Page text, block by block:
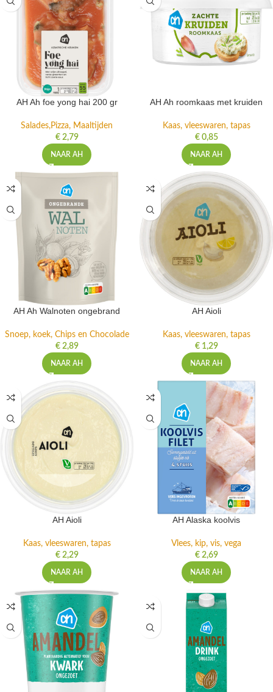
AH Ah foe yong hai 200 gr
Salades,Pizza, Maaltijden
€2,79
NAAR AH
AH Ah roomkaas met kruiden
Kaas, vleeswaren, tapas
€0,85
NAAR AH
AH Ah Walnoten ongebrand
Snoep, koek, Chips en Chocolade
€2,89
NAAR AH
AH Aioli
Kaas, vleeswaren, tapas
€1,29
NAAR AH
AH Aioli
Kaas, vleeswaren, tapas
€2,29
NAAR AH
AH Alaska koolvis
Vlees, kip, vis, vega
€2,69
NAAR AH